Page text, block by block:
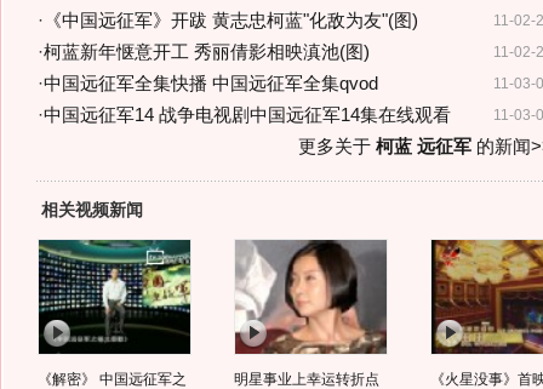
11-02-
· 《中国远征军》开跋 黄志忠柯蓝"化敌为友"(图)
11-02-
·柯蓝新年惬意开工 秀丽倩影相映滇池(图)
11-03-
·中国远征军全集快播 中国远征军全集qvod
11-03-
·中国远征军14 战争电视剧中国远征军14集在线观看
更多关于 柯蓝 远征军的新闻
相关视频新闻
《解密》 中国远征军之
明星事业上幸运转折点
《火星没事》首